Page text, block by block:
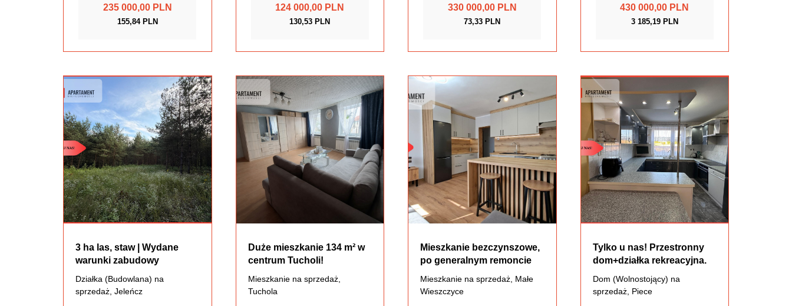
235 000,00 PLN
155,84 PLN
124 000,00 PLN
130,53 PLN
330 000,00 PLN
73,33 PLN
430 000,00 PLN
3 185,19 PLN
3 ha las, staw | Wydane
warunki zabudowy
Działka (Budowlana) na
sprzedaż, Jeleńcz
Duże mieszkanie 134 m² w
centrum Tucholi!
Mieszkanie na sprzedaż,
Tuchola
Mieszkanie bezczynszowe,
po generalnym remoncie
Mieszkanie na sprzedaż, Małe
Wieszczyce
Tylko u nas! Przestronny
dom+działka rekreacyjna.
Dom (Wolnostojący) na
sprzedaż, Piece